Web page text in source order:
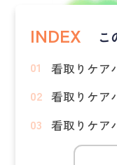
INDEX こ
看取りケア
看取りケア
看取りケア